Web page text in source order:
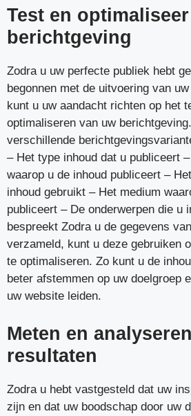
Test en
berichtgeving
Zodra u uw perfecte publiek hebt
begonnen met de uitvoering van
kunt u uw aandacht richten op het
optimaliseren van uw
verschillende
– Het type inhoud dat u publiceert
waarop u de inhoud publiceert –
inhoud gebruikt – Het medium
publiceert – De onderwerpen die u
bespreekt Zodra u de gegevens
verzameld, kunt u deze gebruiken
te optimaliseren. Zo kunt u de
beter afstemmen op uw doelgroep
uw website leiden.
Meten en
resultaten
Zodra u hebt vastgesteld dat uw
zijn en dat uw boodschap door uw